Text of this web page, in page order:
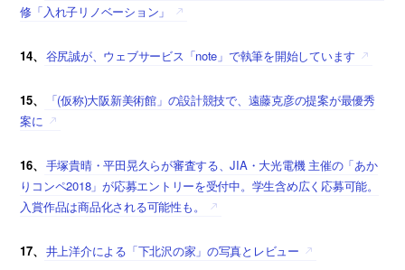
修「入れ子リノベーション」
14、 谷尻誠が、ウェブサービス「note」で執筆を開始しています
15、
「(仮称)大阪新美術館」の設計競技で、遠藤克彦の提案が最優秀
案に
16、 手塚貴晴・平田晃久らが審査する、JIA・大光電機 主催の「あか
りコンペ2018」が応募エントリーを受付中。学生含め広く応募可能。
入賞作品は商品化される可能性も。
17、 井上洋介による「下北沢の家」の写真とレビュー